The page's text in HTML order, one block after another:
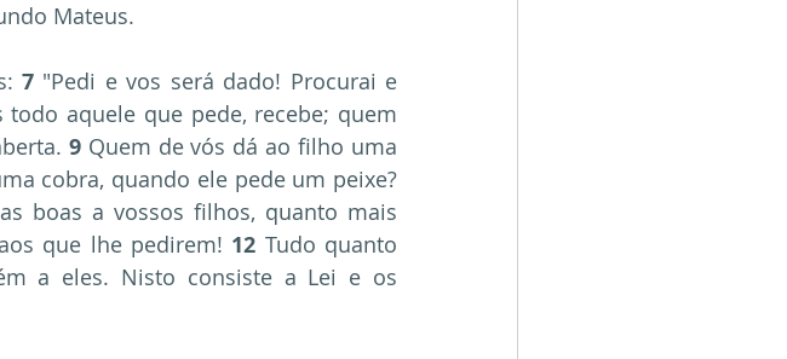
Mateus.
7 "Pedi e vos será dado! Procurai e
aquele que pede, recebe; quem
9 Quem de vós dá ao filho uma
boas a vossos filhos, quanto mais
que lhe pedirem! 12 Tudo quanto
a eles. Nisto consiste a Lei e os